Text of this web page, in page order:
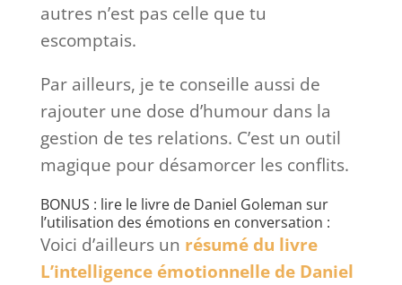
autres n’est pas celle que tu
escomptais.
Par ailleurs, je te conseille aussi de
rajouter une dose d’humour dans la
gestion de tes relations. C’est un outil
magique pour désamorcer les conflits.
BONUS : lire le livre de Daniel Goleman sur
l’utilisation des émotions en conversation :
Voici d’ailleurs un résumé du livre
L’intelligence émotionnelle de Daniel